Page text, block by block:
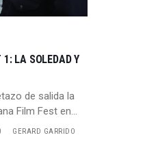
LA SOLEDAD Y
de salida la
Film Fest en…
GERARD GARRIDO